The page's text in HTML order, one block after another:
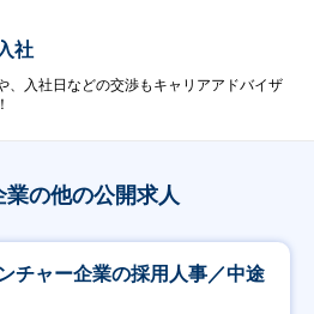
社
、入社日などの交渉もキャリアアドバイザ
業の他の公開求人
チャー企業の採用人事／中途